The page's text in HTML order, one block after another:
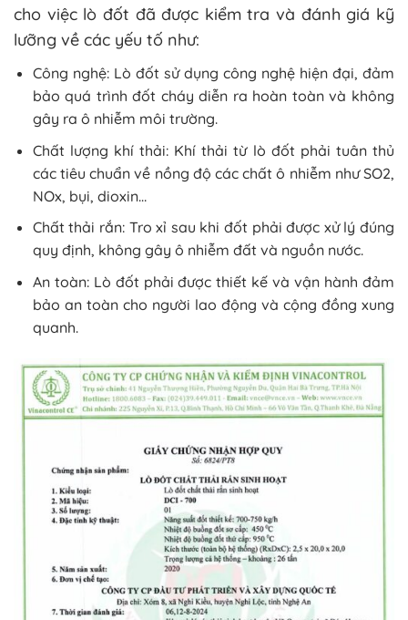
cho việc lò đốt đã được kiểm tra và đánh giá kỹ
lưỡng về các yếu tố như:
Công nghệ: Lò đốt sử dụng công nghệ hiện đại, đảm
bảo quá trình đốt cháy diễn ra hoàn toàn và không
gây ra ô nhiễm môi trường.
Chất lượng khí thải: Khí thải từ lò đốt phải tuân thủ
các tiêu chuẩn về nồng độ các chất ô nhiễm như SO2,
NOx, bụi, dioxin…
Chất thải rắn: Tro xỉ sau khi đốt phải được xử lý đúng
quy định, không gây ô nhiễm đất và nguồn nước.
An toàn: Lò đốt phải được thiết kế và vận hành đảm
bảo an toàn cho người lao động và cộng đồng xung
quanh.